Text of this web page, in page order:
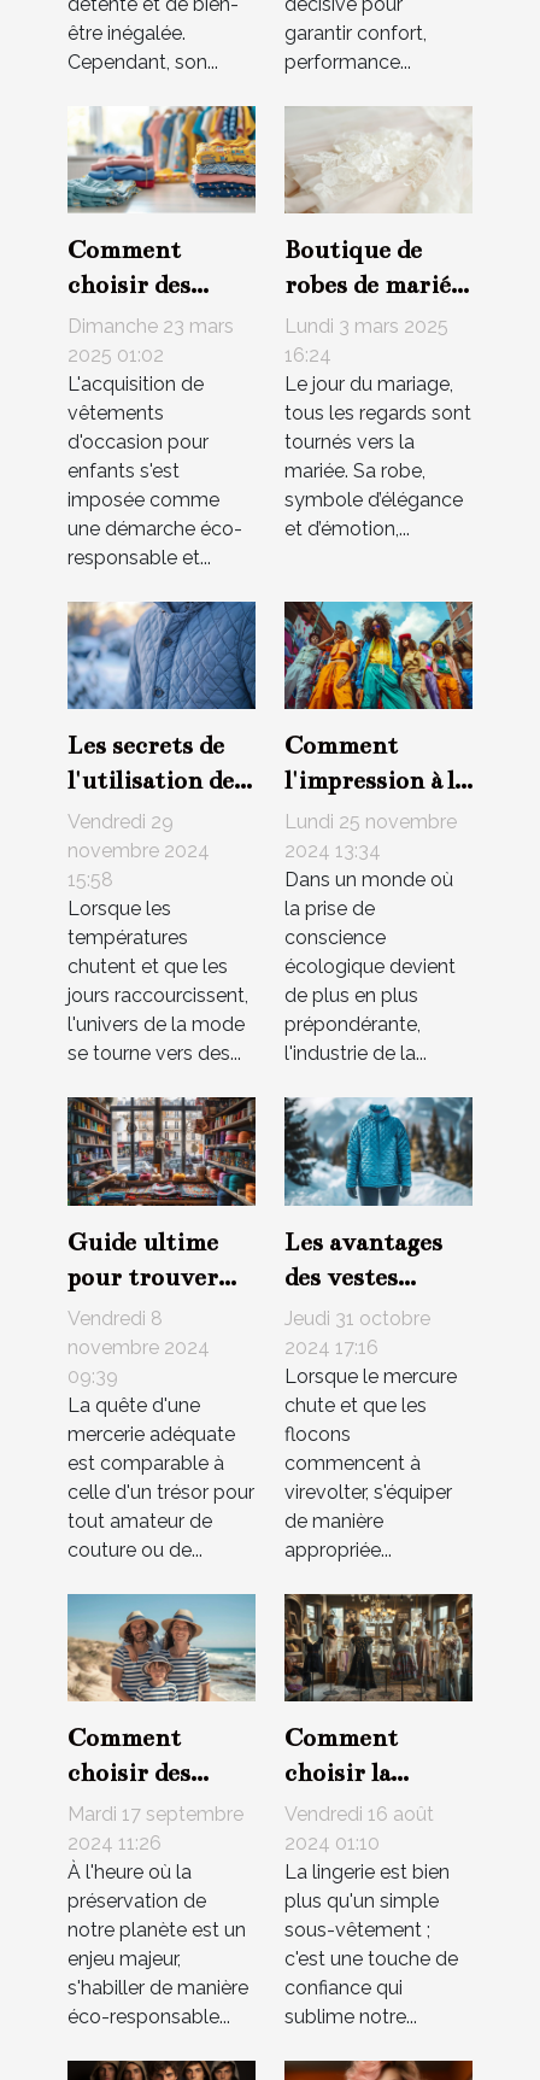
être inégalée.
Cependant, son...
garantir confort,
performance...
Comment
choisir des
vêtements
d'occasion pour
enfants en ligne
Dimanche 23 mars
2025 01:02
L'acquisition de
vêtements
d'occasion pour
enfants s'est
imposée comme
une démarche éco-
responsable et...
Boutique de
robes de mariée
à Paris 5 : où
trouver la robe
parfaite ?
Lundi 3 mars 2025
16:24
Le jour du mariage,
tous les regards sont
tournés vers la
mariée. Sa robe,
symbole d’élégance
et d’émotion,...
Les secrets de
l'utilisation des
tissus
matelassés dans
la mode
hivernale
Vendredi 29
novembre 2024
15:58
Lorsque les
températures
chutent et que les
jours raccourcissent,
l'univers de la mode
se tourne vers des...
Comment
l'impression à la
demande
favorise une
mode durable et
éthique
Lundi 25 novembre
2024 13:34
Dans un monde où
la prise de
conscience
écologique devient
de plus en plus
prépondérante,
l'industrie de la...
Guide ultime
pour trouver
votre mercerie
idéale à Paris
Vendredi 8
novembre 2024
09:39
La quête d'une
mercerie adéquate
est comparable à
celle d'un trésor pour
tout amateur de
couture ou de...
Les avantages
des vestes
matelassées
pour les
activités
hivernales
Jeudi 31 octobre
2024 17:16
Lorsque le mercure
chute et que les
flocons
commencent à
virevolter, s'équiper
de manière
appropriée...
Comment
choisir des
vêtements
marins éco-
responsables
pour toute la
famille
Mardi 17 septembre
2024 11:26
À l'heure où la
préservation de
notre planète est un
enjeu majeur,
s'habiller de manière
éco-responsable...
Comment
choisir la
lingerie qui met
en valeur
chaque type de
silhouette
Vendredi 16 août
2024 01:10
La lingerie est bien
plus qu'un simple
sous-vêtement ;
c'est une touche de
confiance qui
sublime notre...